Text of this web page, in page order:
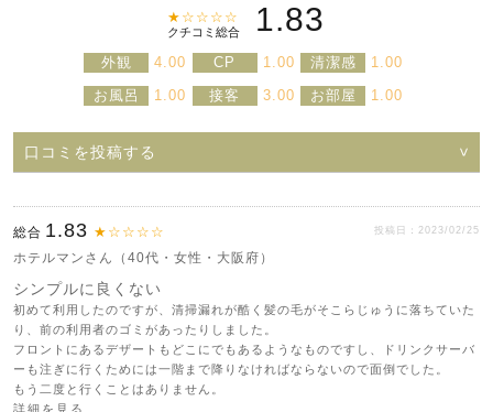
★☆☆☆☆
クチコミ総合 1.83
外観 4.00 CP 1.00 清潔感
1.00
お風呂
1.00 接客 3.00 お部屋 1.00
口コミを投稿する
総合 1.83 ★☆☆☆☆ 投稿日：2023/02/25
ホテルマンさん（40代・女性・大阪府）
シンプルに良くない
初めて利用したのですが、清掃漏れが酷く髪の毛がそこらじゅうに落ちていた
り、前の利用者のゴミがあったりしました。
フロントにあるデザートもどこにでもあるようなものですし、ドリンクサーバ
ーも注ぎに行くためには一階まで降りなければならないので面倒でした。
もう二度と行くことはありません。
詳細を見る